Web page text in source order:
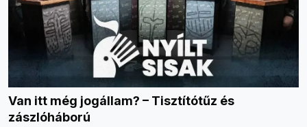
Van itt még jogállam? – Tisztítótűz és
zászlóháború